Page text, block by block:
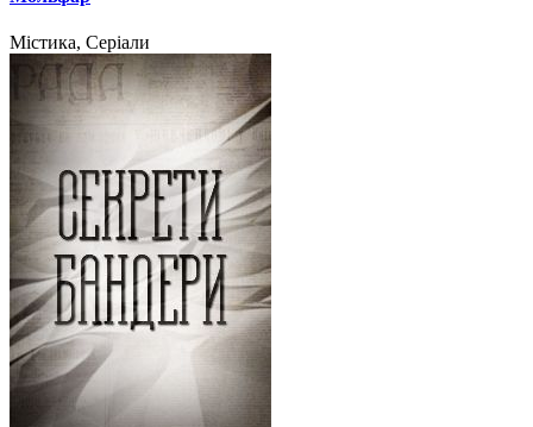
Містика, Серіали